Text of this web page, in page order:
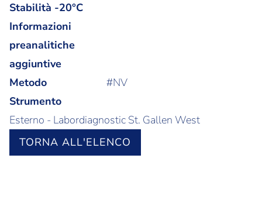
Stabilità -20°C
Informazioni
preanalitiche
aggiuntive
Metodo
#NV
Strumento
Esterno - Labordiagnostic St. Gallen West
TORNA ALL'ELENCO